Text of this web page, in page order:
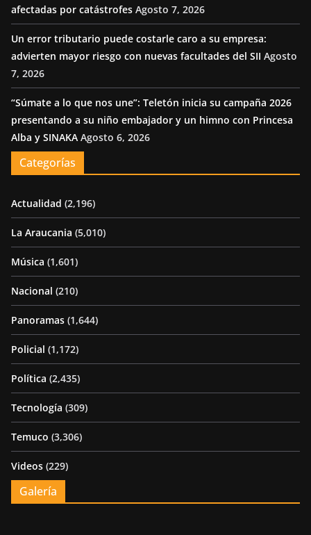
afectadas por catástrofes Agosto 7, 2026
Un error tributario puede costarle caro a su empresa:
advierten mayor riesgo con nuevas facultades del SII Agosto
7, 2026
“Súmate a lo que nos une”: Teletón inicia su campaña 2026
presentando a su niño embajador y un himno con Princesa
Alba y SINAKA Agosto 6, 2026
Categorías
Actualidad (2,196)
La Araucania (5,010)
Música (1,601)
Nacional (210)
Panoramas (1,644)
Policial (1,172)
Política (2,435)
Tecnología (309)
Temuco (3,306)
Videos (229)
Galería